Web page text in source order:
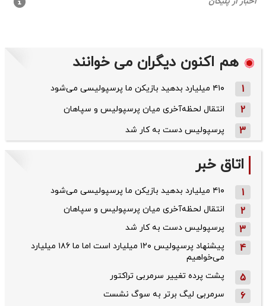
هم اکنون دیگران می خوانند
1 ۴۱۰ میلیارد بدهید بازیکن ما پرسپولیسی می‌شود
2 انتقال لحظه‌آخری میان پرسپولیس و سپاهان
3 پرسپولیس دست به کار شد
اتاق خبر
1 ۴۱۰ میلیارد بدهید بازیکن ما پرسپولیسی می‌شود
2 انتقال لحظه‌آخری میان پرسپولیس و سپاهان
3 پرسپولیس دست به کار شد
4
پیشنهاد پرسپولیس ۱۲۰ میلیارد است اما ما ۱۸۶ میلیارد
می‌خواهیم
5 پشت پرده تغییر سرمربی تراکتور
6 سرمربی لیگ برتر به سوگ نشست